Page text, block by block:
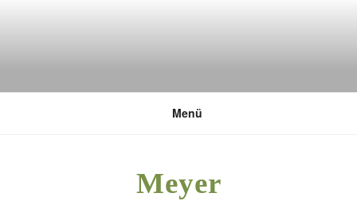
DEUTSCHE UMWELTSTIFTUNG
Menü
Meyer